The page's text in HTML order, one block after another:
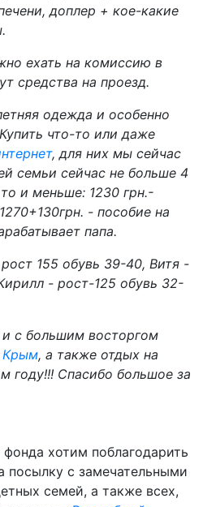
доплер + кое-какие
ехать на комиссию в
средства на проезд.
одежда и особенно
что-то или даже
, для них мы сейчас
семьи сейчас не больше 4
и меньше: 1230 грн.-
- пособие на
папа.
155 обувь 39-40, Витя -
- рост-125 обувь 32-
с большим восторгом
Крым, а также отдых на
году!!! Спасибо большое за
хотим поблагодарить
с замечательными
семей, а также всех,